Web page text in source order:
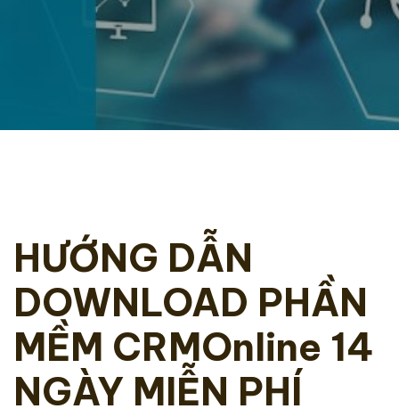
HƯỚNG DẪN
DOWNLOAD PHẦN
MỀM CRMOnline 14
NGÀY MIỄN PHÍ